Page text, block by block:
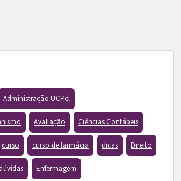
Administração UCPel
Avaliação Ciências Contábeis
curso curso de farmácia dicas Direito
Enfermagem